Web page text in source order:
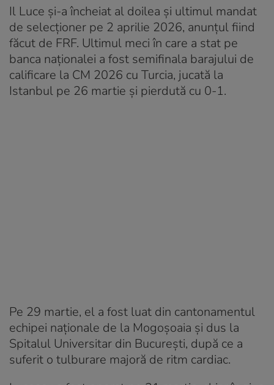
Il Luce şi-a încheiat al doilea și ultimul mandat
de selecţioner pe 2 aprilie 2026, anunțul fiind
făcut de FRF. Ultimul meci în care a stat pe
banca naționalei a fost semifinala barajului de
calificare la CM 2026 cu Turcia, jucată la
Istanbul pe 26 martie și pierdută cu 0-1.
Pe 29 martie, el a fost luat din cantonamentul
echipei naţionale de la Mogoșoaia și dus la
Spitalul Universitar din București, după ce a
suferit o tulburare majoră de ritm cardiac.